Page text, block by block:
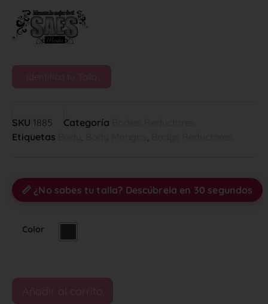
Identifica tu Talla
SKU 1885 Categoría
Etiquetas
📏 ¿No sabes tu talla? Descúbrela en 30 segundos
Color
Añadir al carrito